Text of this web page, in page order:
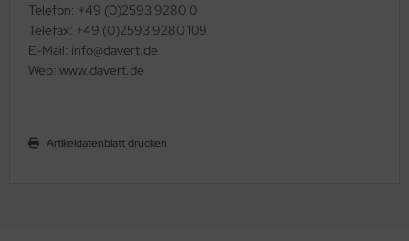
Telefon: +49 (0)2593 9280 0
Telefax: +49 (0)2593 9280 109
E-Mail: info@davert.de
Web: www.davert.de
Artikeldatenblatt drucken